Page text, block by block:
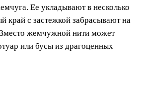
Ее укладывают в несколько
край с застежкой забрасывают на
жемчужной нити может
или бусы из драгоценных